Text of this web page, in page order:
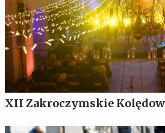
XII Zakroczymskie